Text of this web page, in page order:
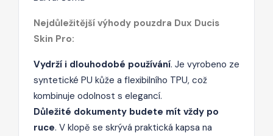
Nejdůležitější výhody pouzdra Dux Ducis
Skin Pro:
Vydrží i dlouhodobé používání. Je vyrobeno ze
syntetické PU kůže a flexibilního TPU, což
kombinuje odolnost s elegancí.
Důležité dokumenty budete mít vždy po
ruce. V klopě se skrývá praktická kapsa na